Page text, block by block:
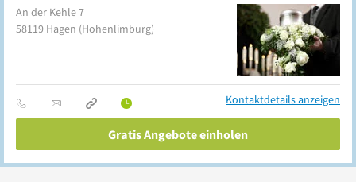
An der Kehle 7
58119 Hagen (Hohenlimburg)
Kontaktdetails anzeigen
Gratis Angebote einholen